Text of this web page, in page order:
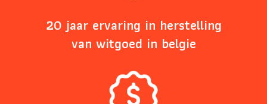
20 jaar ervaring in herstelling
van witgoed in belgie